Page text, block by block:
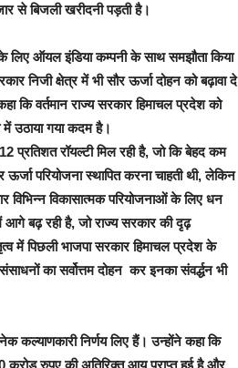
से बिजली खरीदनी पड़ती है।
ऑयल इंडिया कम्पनी के साथ समझौता किया
निजी क्षेत्र में भी सौर ऊर्जा दोहन को बढ़ावा दे
कि वर्तमान राज्य सरकार हिमाचल प्रदेश को
में उठाया गया कदम है।
प्रतिशत रॉयल्टी मिल रही है, जो कि बेहद कम
परियोजना स्थापित करना चाहती थी, लेकिन
विभिन्न विकासात्मक परियोजनाओं के लिए धन
आगे बढ़ रही है, जो राज्य सरकार की दृढ़
में पिछली भाजपा सरकार हिमाचल प्रदेश के
का सर्वोत्तम दोहन कर इनका संवर्द्धन भी
कल्याणकारी निर्णय लिए हैं। उन्होंने कहा कि
करोड़ रुपए की अतिरिक्त आय प्राप्त हुई है और